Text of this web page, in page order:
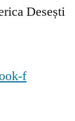
Desești
f